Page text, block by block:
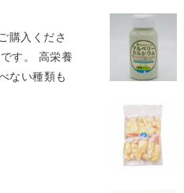
購入くださ
す。 高栄養
ない種類も